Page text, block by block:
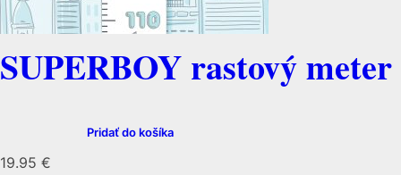
SUPERBOY rastový meter
19.95 €
Pridať do košíka